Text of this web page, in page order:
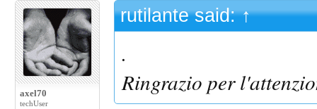
axel70
techUser
rutilante said:↑
.
Ringrazio per